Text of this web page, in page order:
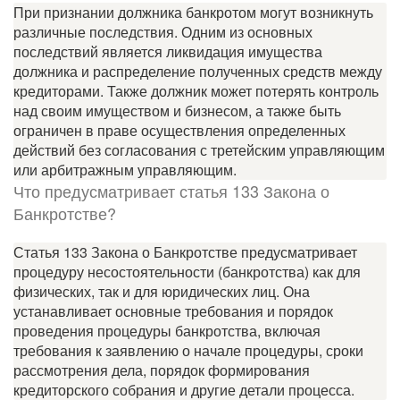
При признании должника банкротом могут возникнуть
различные последствия. Одним из основных
последствий является ликвидация имущества
должника и распределение полученных средств между
кредиторами. Также должник может потерять контроль
над своим имуществом и бизнесом, а также быть
ограничен в праве осуществления определенных
действий без согласования с третейским управляющим
или арбитражным управляющим.
Что предусматривает статья 133 Закона о
Банкротстве?
Статья 133 Закона о Банкротстве предусматривает
процедуру несостоятельности (банкротства) как для
физических, так и для юридических лиц. Она
устанавливает основные требования и порядок
проведения процедуры банкротства, включая
требования к заявлению о начале процедуры, сроки
рассмотрения дела, порядок формирования
кредиторского собрания и другие детали процесса.